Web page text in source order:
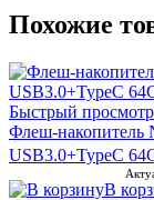
Похожие
Быстрый просмотр
Флеш-накопитель
USB3.0+TypeC
В